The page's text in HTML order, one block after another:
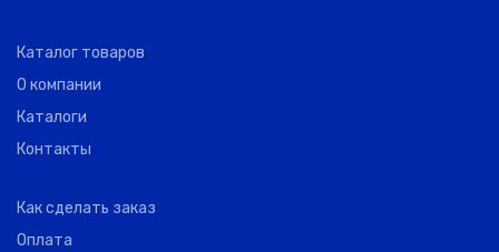
Каталог товаров
О компании
Каталоги
Контакты
Как сделать заказ
Оплата